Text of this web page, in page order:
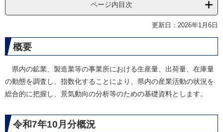
ページ内目次
更新日：2026年1月6日
概要
県内の鉱業、製造業等の事業所における生産量、出荷量、在庫量
の動態を調査し、指数化することにより、県内の産業活動の状況を
総合的に把握し、景気動向の分析等のための基礎資料とします。
令和7年10月分概況